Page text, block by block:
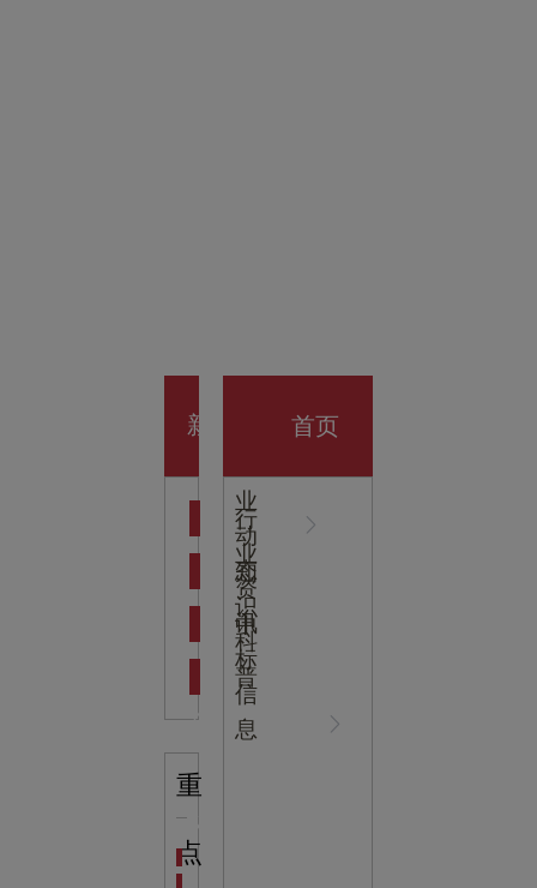
开业大
吉
新
心
NEWS
业
动
态
行
业
资
讯
知
识
科
普
中
标
信
息
重
点海洋馆设计建设方案：展示内容和互动体验设计
首页